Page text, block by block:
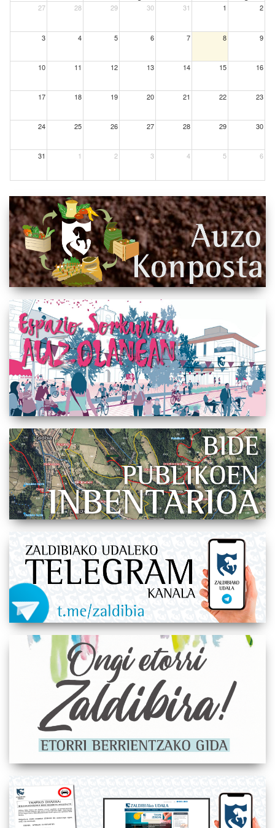
27 28 29 30 31 1 2
3 4 5 6 7 8 9
10 11 12 13 14 15 16
17 18 19 20 21 22 23
24 25 26 27 28 29 30
31 1 2 3 4 5 6